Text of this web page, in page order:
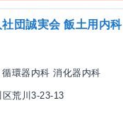
社団誠実会 飯土用内科
環器内科 消化器内科
荒川3-23-13